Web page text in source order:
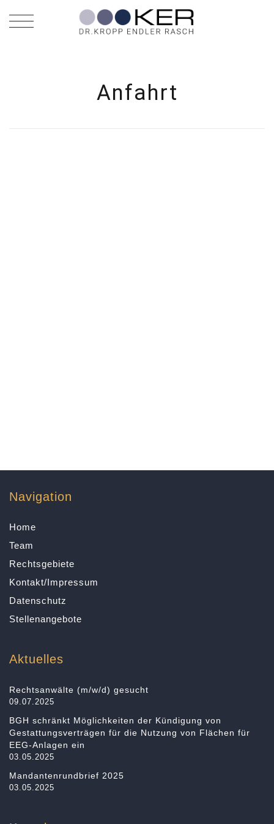
Anfahrt
Navigation
Home
Team
Rechtsgebiete
Kontakt/Impressum
Datenschutz
Stellenangebote
Aktuelles
Rechtsanwälte (m/w/d) gesucht
09.07.2025
BGH schränkt Möglichkeiten der Kündigung von
Gestattungsverträgen für die Nutzung von Flächen für
EEG-Anlagen ein
03.05.2025
Mandantenrundbrief 2025
03.05.2025